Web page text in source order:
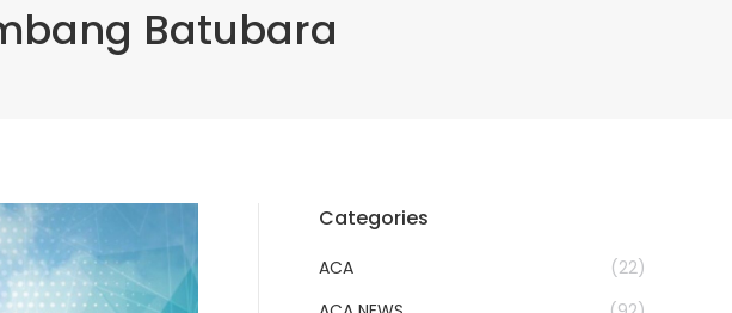
Batubara
Categories
ACA
(22)